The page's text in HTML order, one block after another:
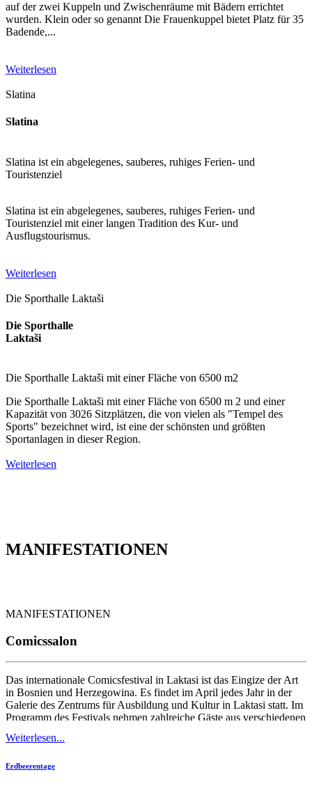
auf der zwei Kuppeln und Zwischenräume mit Bädern errichtet
wurden. Klein oder so genannt Die Frauenkuppel bietet Platz für 35
Badende,...
Weiterlesen
Slatina
Slatina
Slatina ist ein abgelegenes, sauberes, ruhiges Ferien- und
Touristenziel
Slatina ist ein abgelegenes, sauberes, ruhiges Ferien- und
Touristenziel mit einer langen Tradition des Kur- und
Ausflugstourismus.
Weiterlesen
Die Sporthalle Laktaši
Die Sporthalle
Laktaši
Die Sporthalle Laktaši mit einer Fläche von 6500 m2
Die Sporthalle Laktaši mit einer Fläche von 6500 m 2 und einer
Kapazität von 3026 Sitzplätzen, die von vielen als "Tempel des
Sports" bezeichnet wird, ist eine der schönsten und größten
Sportanlagen in dieser Region.
Weiterlesen
MANIFESTATIONEN
MANIFESTATIONEN
Comicssalon
Das internationale Comicsfestival in Laktasi ist das Eingize der Art
in Bosnien und Herzegowina. Es findet im April jedes Jahr in der
Galerie des Zentrums für Ausbildung und Kultur in Laktasi statt. Im
Programm des Festivals nehmen zahlreiche Gäste aus verschiedenen
Promotionen neuer...
Weiterlesen...
Erdbeerentage